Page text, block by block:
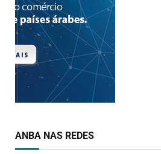
ANBA NAS REDES